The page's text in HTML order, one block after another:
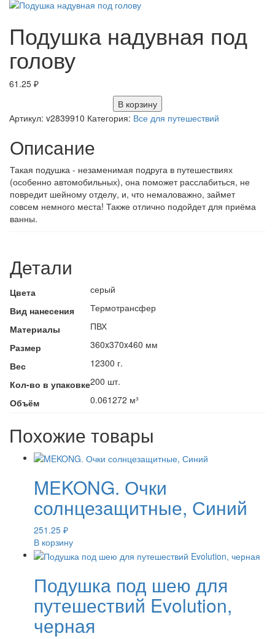
Подушка надувная под
голову
61.25 ₽
В корзину
Артикул: v2839910 Категория: Все для путешествий
Описание
Такая подушка - незаменимая подруга в путешествиях
(особенно автомобильных), она поможет расслабиться, не
повредит шейному отделу, и, что немаловажно, займет
совсем немного места! Также отлично подойдет для приёма
ванны.
Детали
Цвета
серый
Вид нанесения
Термотрансфер
Материалы
ПВХ
Размер
360x370x460 мм
Вес
12300 г.
Кол-во в упаковке200 шт.
Объём
0.061272 м³
Похожие товары
MEKONG. Очки
солнцезащитные, Синий
251.25 ₽
В корзину
Подушка под шею для
путешествий Evolution,
черная